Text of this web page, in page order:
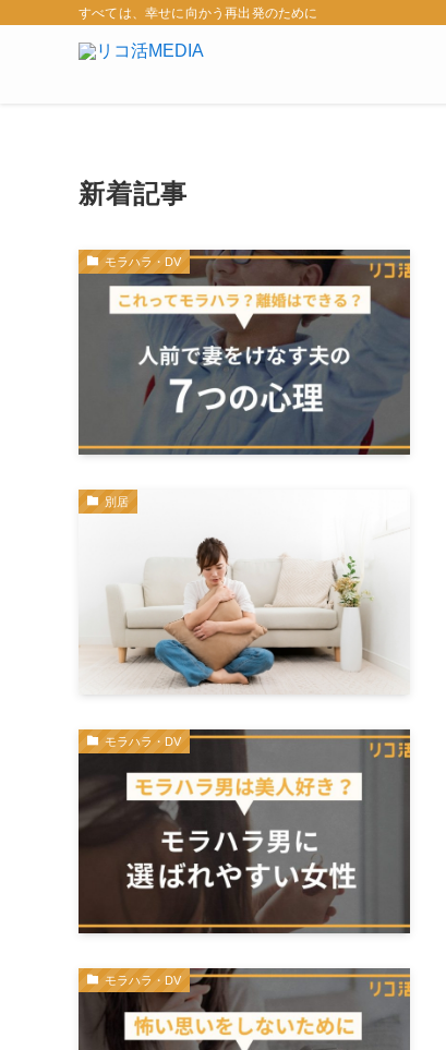
すべては、幸せに向かう再出発のために
新着記事
モラハラ・DV
別居
モラハラ・DV
モラハラ・DV